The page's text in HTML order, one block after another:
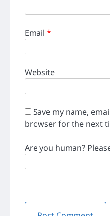
Email *
Website
Save my name,
browser for the next
Are you human?